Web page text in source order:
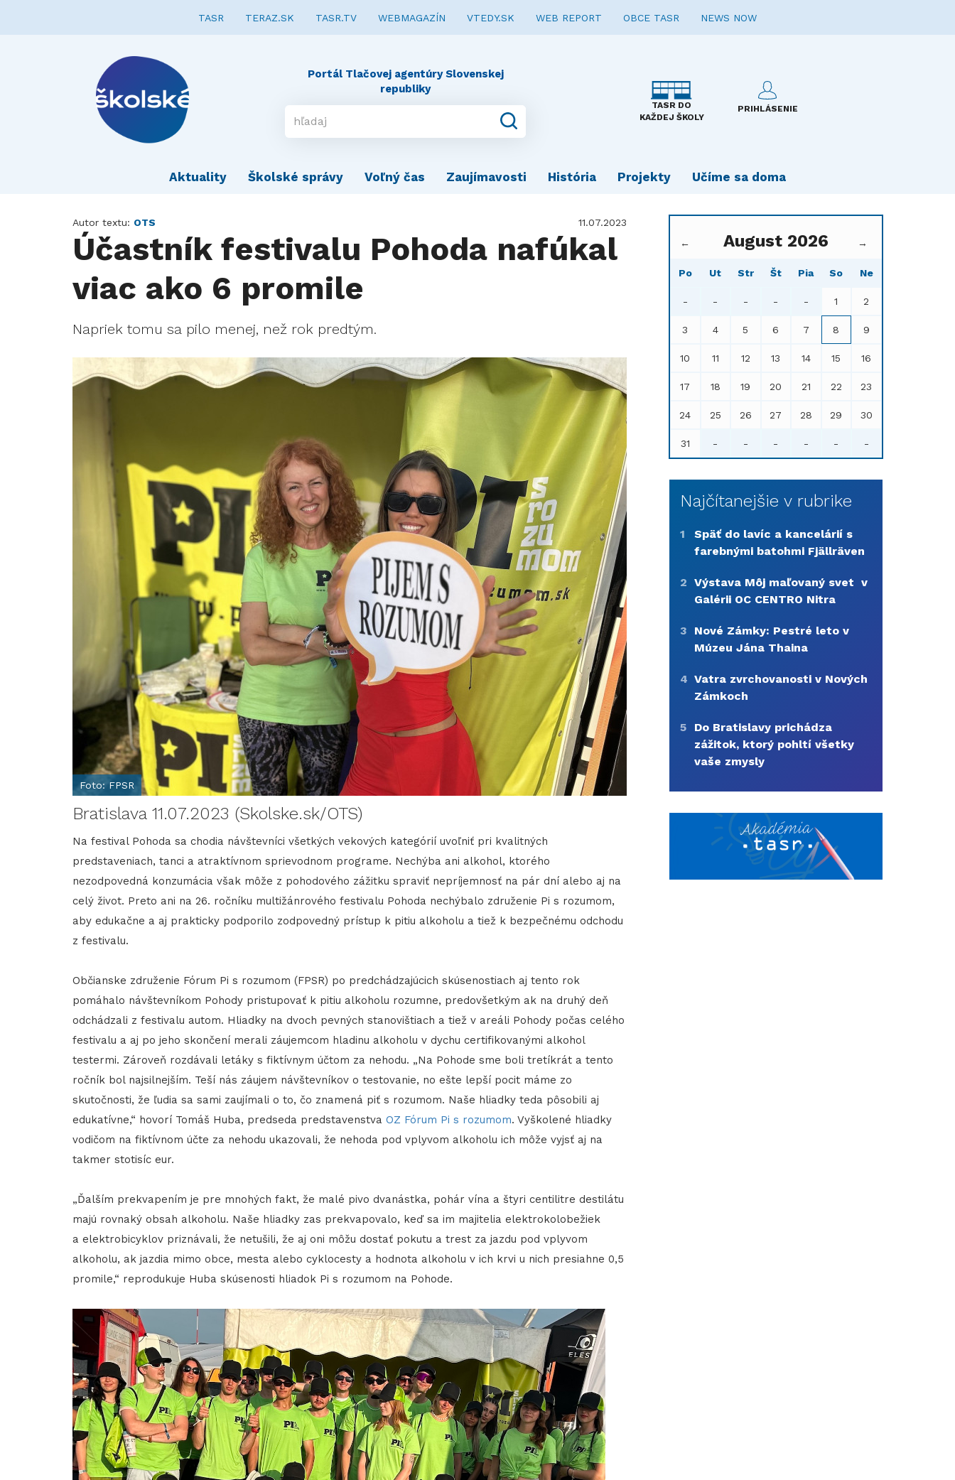
TASR TERAZ.SK TASR.TV WEBMAGAZÍN VTEDY.SK WEB REPORT OBCE TASR NEWS NOW
Portál Tlačovej agentúry Slovenskej
republiky
TASR DO
KAŽDEJ ŠKOLY
PRIHLÁSENIE
Aktuality Školské správy Voľný čas Zaujímavosti História Projekty Učíme sa doma
Autor textu: OTS 11.07.2023
Účastník festivalu Pohoda nafúkal
viac ako 6 promile
Napriek tomu sa pilo menej, než rok predtým.
Foto: FPSR
Bratislava 11.07.2023 (Skolske.sk/OTS)
Na festival Pohoda sa chodia návštevníci všetkých vekových kategórií uvoľniť pri kvalitných
predstaveniach, tanci a atraktívnom sprievodnom programe. Nechýba ani alkohol, ktorého
nezodpovedná konzumácia však môže z pohodového zážitku spraviť nepríjemnosť na pár dní alebo aj na
celý život. Preto ani na 26. ročníku multižánrového festivalu Pohoda nechýbalo združenie Pi s rozumom,
aby edukačne a aj prakticky podporilo zodpovedný prístup k pitiu alkoholu a tiež k bezpečnému odchodu
z festivalu.
Občianske združenie Fórum Pi s rozumom (FPSR) po predchádzajúcich skúsenostiach aj tento rok
pomáhalo návštevníkom Pohody pristupovať k pitiu alkoholu rozumne, predovšetkým ak na druhý deň
odchádzali z festivalu autom. Hliadky na dvoch pevných stanovištiach a tiež v areáli Pohody počas celého
festivalu a aj po jeho skončení merali záujemcom hladinu alkoholu v dychu certifikovanými alkohol
testermi. Zároveň rozdávali letáky s fiktívnym účtom za nehodu. „Na Pohode sme boli tretíkrát a tento
ročník bol najsilnejším. Teší nás záujem návštevníkov o testovanie, no ešte lepší pocit máme zo
skutočnosti, že ľudia sa sami zaujímali o to, čo znamená piť s rozumom. Naše hliadky teda pôsobili aj
edukatívne,“ hovorí Tomáš Huba, predseda predstavenstva OZ Fórum Pi s rozumom. Vyškolené hliadky
vodičom na fiktívnom účte za nehodu ukazovali, že nehoda pod vplyvom alkoholu ich môže vyjsť aj na
takmer stotisíc eur.
„Ďalším prekvapením je pre mnohých fakt, že malé pivo dvanástka, pohár vína a štyri centilitre destilátu
majú rovnaký obsah alkoholu. Naše hliadky zas prekvapovalo, keď sa im majitelia elektrokolobežiek
a elektrobicyklov priznávali, že netušili, že aj oni môžu dostať pokutu a trest za jazdu pod vplyvom
alkoholu, ak jazdia mimo obce, mesta alebo cyklocesty a hodnota alkoholu v ich krvi u nich presiahne 0,5
promile,“ reprodukuje Huba skúsenosti hliadok Pi s rozumom na Pohode.
← August 2026 →
Po Ut Str Št Pia So Ne
- - - - - 1 2
3 4 5 6 7 8 9
10 11 12 13 14 15 16
17 18 19 20 21 22 23
24 25 26 27 28 29 30
31 - - - - - -
Najčítanejšie v rubrike
1
Späť do lavíc a kancelárií s
farebnými batohmi Fjällräven
2 Výstava Môj maľovaný svet v
Galérii OC CENTRO Nitra
3
Nové Zámky: Pestré leto v
Múzeu Jána Thaina
4 Vatra zvrchovanosti v Nových
Zámkoch
5
Do Bratislavy prichádza
zážitok, ktorý pohltí všetky
vaše zmysly